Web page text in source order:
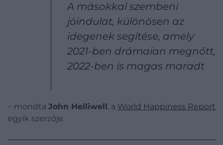
A másokkal szembeni
jóindulat, különösen az
idegenek segítése, amely
2021-ben drámaian megnőtt,
2022-ben is magas maradt
− mondta John Helliwell, a World Happiness Report
egyik szerzője.